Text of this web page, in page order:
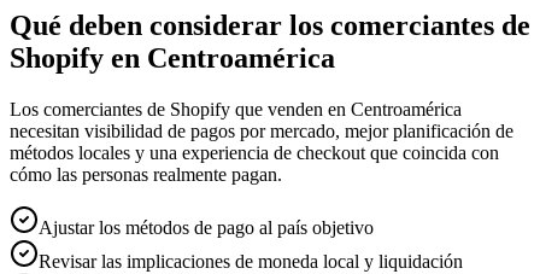
Qué deben considerar los comerciantes de
Shopify en Centroamérica
Los comerciantes de Shopify que venden en Centroamérica
necesitan visibilidad de pagos por mercado, mejor planificación de
métodos locales y una experiencia de checkout que coincida con
cómo las personas realmente pagan.
Ajustar los métodos de pago al país objetivo
Revisar las implicaciones de moneda local y liquidación